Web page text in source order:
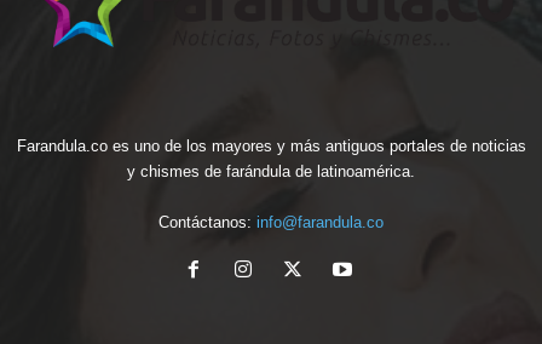
Farandula.co es uno de los mayores y más antiguos portales de noticias
y chismes de farándula de latinoamérica.
Contáctanos: info@farandula.co